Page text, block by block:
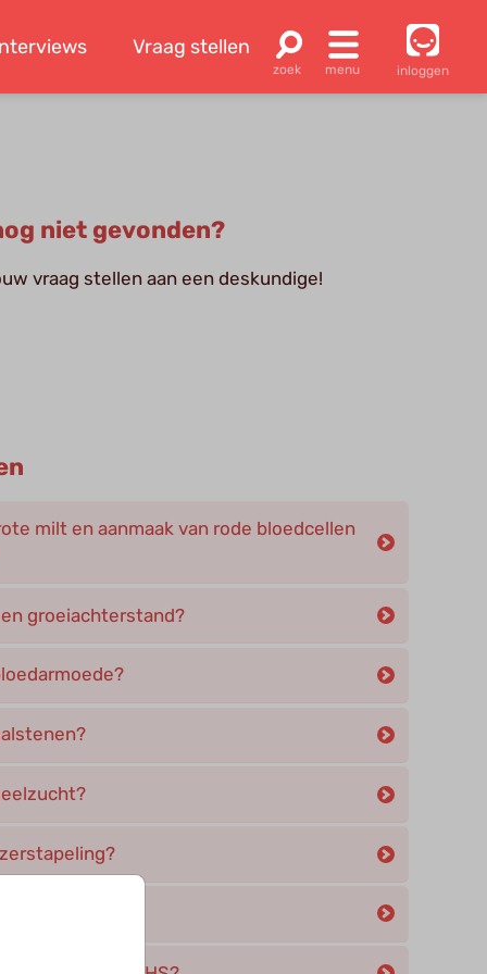
Vraag stellen
inloggen
niet gevonden?
vraag stellen aan een deskundige!
milt en aanmaak van rode bloedcellen
groeiachterstand?